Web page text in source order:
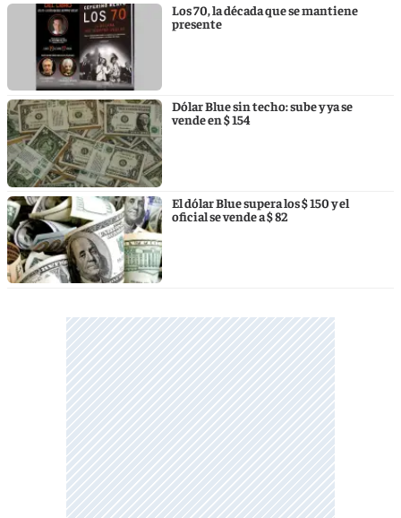
Los 70, la década que se mantiene
presente
Dólar Blue sin techo: sube y ya se
vende en $ 154
El dólar Blue supera los $ 150 y el
oficial se vende a $ 82